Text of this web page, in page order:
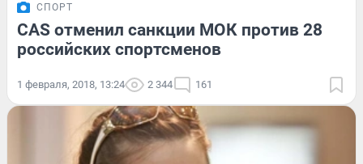
СПОРТ
CAS отменил санкции МОК против 28
российских спортсменов
1 февраля, 2018, 13:24 2 344 161